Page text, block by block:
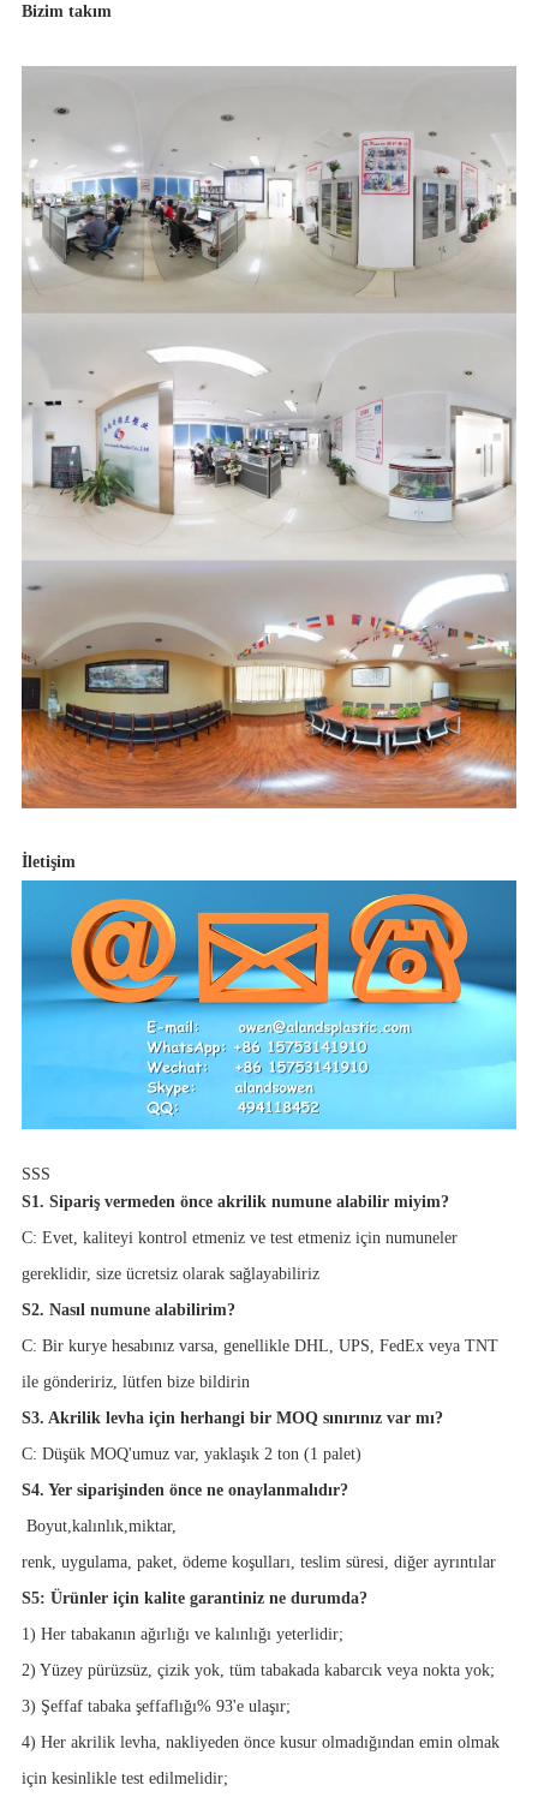
Bizim takım
İletişim
SSS
S1. Sipariş vermeden önce akrilik numune alabilir miyim?
C: Evet, kaliteyi kontrol etmeniz ve test etmeniz için numuneler
gereklidir, size ücretsiz olarak sağlayabiliriz
S2. Nasıl numune alabilirim?
C: Bir kurye hesabınız varsa, genellikle DHL, UPS, FedEx veya TNT
ile göndeririz, lütfen bize bildirin
S3. Akrilik levha için herhangi bir MOQ sınırınız var mı?
C: Düşük MOQ'umuz var, yaklaşık 2 ton (1 palet)
S4. Yer siparişinden önce ne onaylanmalıdır?
Boyut, kalınlık, miktar,
renk, uygulama, paket, ödeme koşulları, teslim süresi, diğer ayrıntılar
S5: Ürünler için kalite garantiniz ne durumda?
1) Her tabakanın ağırlığı ve kalınlığı yeterlidir;
2) Yüzey pürüzsüz, çizik yok, tüm tabakada kabarcık veya nokta yok;
3) Şeffaf tabaka şeffaflığı% 93'e ulaşır;
4) Her akrilik levha, nakliyeden önce kusur olmadığından emin olmak
için kesinlikle test edilmelidir;